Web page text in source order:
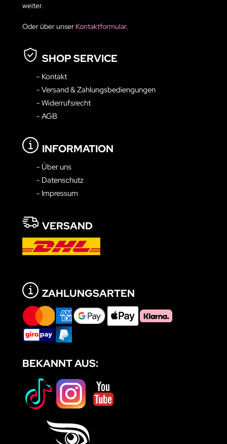
weiter.
Oder über unser Kontaktformular.
SHOP SERVICE
- Kontakt
- Versand & Zahlungsbediengungen
- Widerrufsrecht
- AGB
INFORMATION
- Über uns
- Datenschutz
- Impressum
VERSAND
ZAHLUNGSARTEN
BEKANNT AUS: